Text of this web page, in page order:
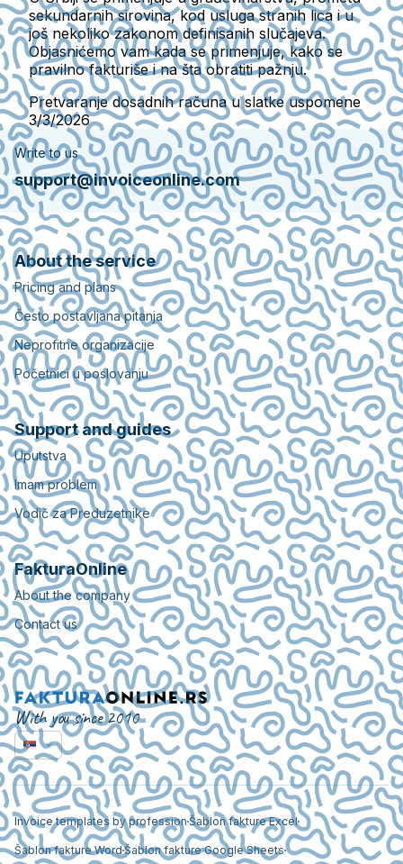
sekundarnih sirovina, kod usluga stranih lica i u
još nekoliko zakonom definisanih slučajeva.
Objasnićemo vam kada se primenjuje, kako se
pravilno fakturiše i na šta obratiti pažnju.
Pretvaranje dosadnih računa u slatke uspomene
3/3/2026
Write to us
support@invoiceonline.com
About the service
Pricing and plans
Često postavljana pitanja
Neprofitne organizacije
Početnici u poslovanju
Support and guides
Uputstva
Imam problem
Vodič za Preduzetnike
FakturaOnline
About the company
Contact us
With you since 2010
Invoice templates by profession Šablon fakture Excel
Šablon fakture Word Šablon fakture Google Sheets